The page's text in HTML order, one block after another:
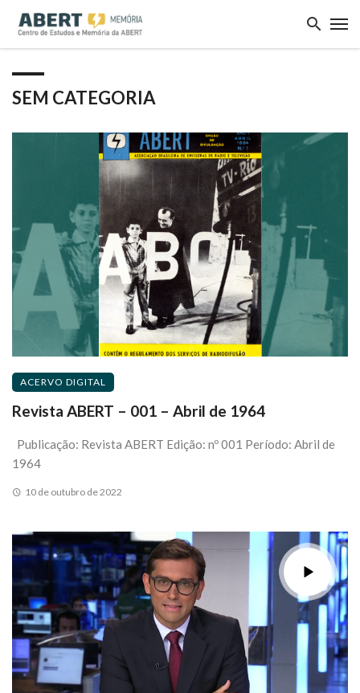
SEM CATEGORIA
ACERVO DIGITAL
Revista ABERT – 001 – Abril de 1964
Publicação: Revista ABERT Edição: nº 001 Período: Abril de
1964
10 de outubro de 2022